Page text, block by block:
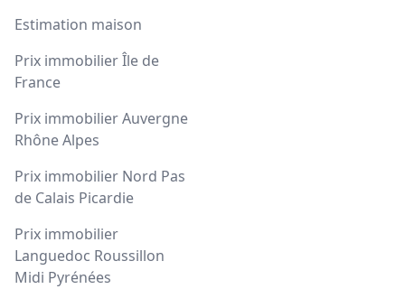
Estimation maison
Prix immobilier Île de
France
Prix immobilier Auvergne
Rhône Alpes
Prix immobilier Nord Pas
de Calais Picardie
Prix immobilier
Languedoc Roussillon
Midi Pyrénées